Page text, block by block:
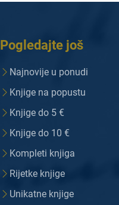
Pogledajte još
Najnovije u ponudi
Knjige na popustu
Knjige do 5 €
Knjige do 10 €
Kompleti knjiga
Rijetke knjige
Unikatne knjige